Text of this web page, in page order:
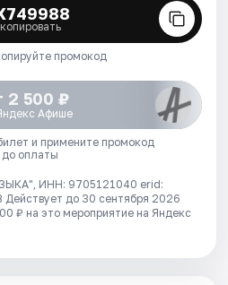
промокод
2 500 ₽
Афише
и примените промокод
до оплаты
ИНН: 9705121040 erid:
Действует до 30 сентября 2026
₽ на это мероприятие на Яндекс